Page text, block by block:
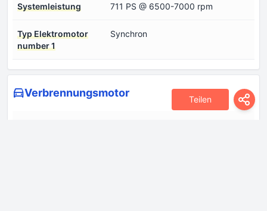
Teilen
Systemleistung 711 PS @ 6500-7000 rpm
Typ Elektromotor
number 1
Synchron
Verbrennungsmotor